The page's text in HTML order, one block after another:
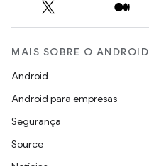
MAIS SOBRE O ANDROID
Android
Android para empresas
Segurança
Source